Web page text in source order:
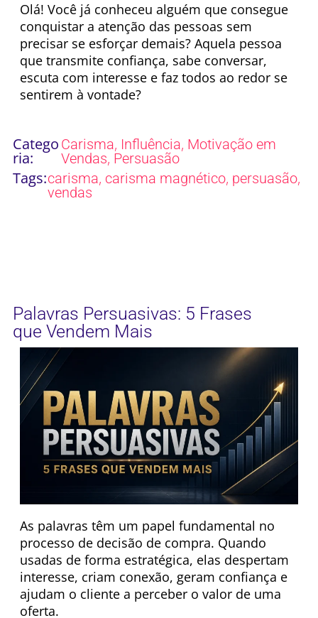
Olá! Você já conheceu alguém que consegue
conquistar a atenção das pessoas sem
precisar se esforçar demais? Aquela pessoa
que transmite confiança, sabe conversar,
escuta com interesse e faz todos ao redor se
sentirem à vontade?
Catego
ria:
Carisma, Influência, Motivação em
Vendas, Persuasão
Tags:carisma, carisma magnético, persuasão,
vendas
Palavras Persuasivas: 5 Frases
que Vendem Mais
As palavras têm um papel fundamental no
processo de decisão de compra. Quando
usadas de forma estratégica, elas despertam
interesse, criam conexão, geram confiança e
ajudam o cliente a perceber o valor de uma
oferta.